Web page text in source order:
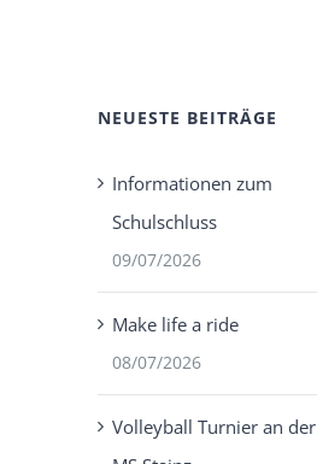
NEUESTE BEITRÄGE
Informationen zum
Schulschluss
09/07/2026
Make life a ride
08/07/2026
Volleyball Turnier an der